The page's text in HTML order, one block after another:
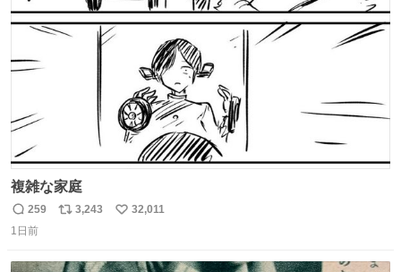
数
複雑な家庭
返
信
259
リ
3,243
い
32,011
1日前